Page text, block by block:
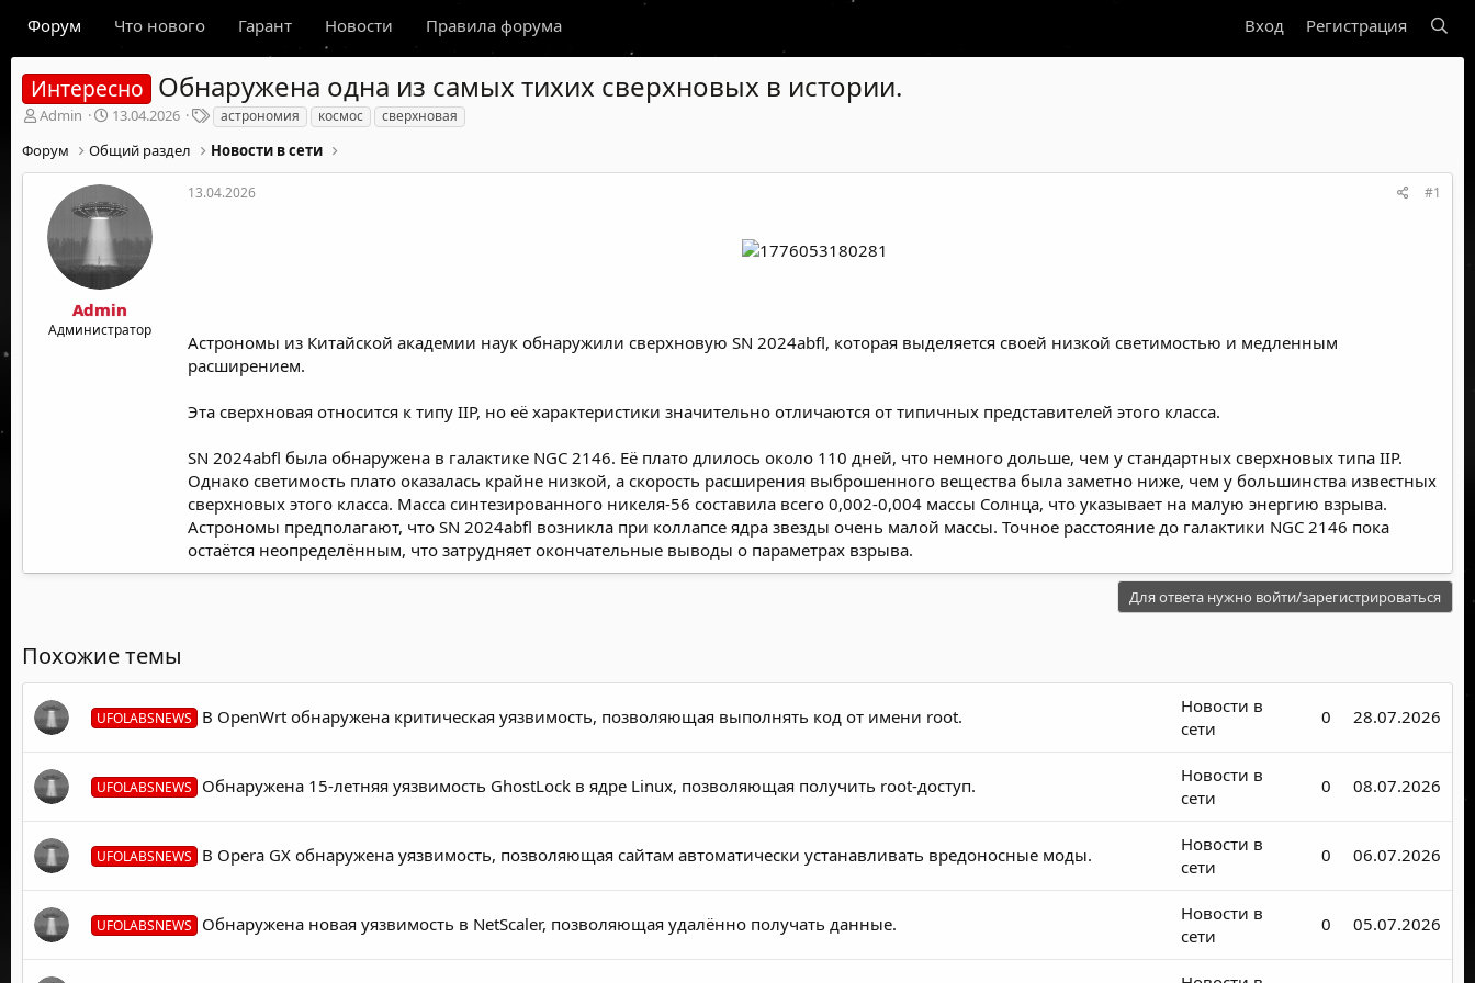
Форум Что нового Гарант Новости Правила форума Вход Регистрация
Интересно Обнаружена одна из самых тихих сверхновых в истории.
А
т
о
м
Admin
Д
т
а
н
а
а
л
а
13.04.2026
Т
е
г
и
астрономия космос сверхновая
Форум Общий раздел Новости в сети
Admin
Администратор
13.04.2026 #1
Астрономы из Китайской академии наук обнаружили сверхновую SN 2024abfl, которая выделяется своей низкой светимостью и медленным
расширением.
Эта сверхновая относится к типу IIP, но её характеристики значительно отличаются от типичных представителей этого класса.
SN 2024abfl была обнаружена в галактике NGC 2146. Её плато длилось около 110 дней, что немного дольше, чем у стандартных сверхновых типа IIP.
Однако светимость плато оказалась крайне низкой, а скорость расширения выброшенного вещества была заметно ниже, чем у большинства известных
сверхновых этого класса. Масса синтезированного никеля-56 составила всего 0,002-0,004 массы Солнца, что указывает на малую энергию взрыва.
Астрономы предполагают, что SN 2024abfl возникла при коллапсе ядра звезды очень малой массы. Точное расстояние до галактики NGC 2146 пока
остаётся неопределённым, что затрудняет окончательные выводы о параметрах взрыва.
Для ответа нужно войти/зарегистрироваться
Похожие темы
UFOLABSNEWS В OpenWrt обнаружена критическая уязвимость, позволяющая выполнять код от имени root.
Новости в
сети
0 28.07.2026
UFOLABSNEWS Обнаружена 15-летняя уязвимость GhostLock в ядре Linux, позволяющая получить root-доступ.
Новости в
сети
0 08.07.2026
UFOLABSNEWS В Opera GX обнаружена уязвимость, позволяющая сайтам автоматически устанавливать вредоносные моды.
Новости в
сети
0 06.07.2026
UFOLABSNEWS Обнаружена новая уязвимость в NetScaler, позволяющая удалённо получать данные.
Новости в
сети
0 05.07.2026